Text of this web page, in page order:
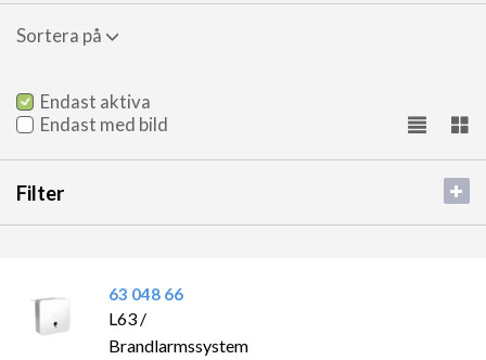
Sortera på
Endast aktiva
Endast med bild
Filter
63 048 66
L63 /
Brandlarmssystem